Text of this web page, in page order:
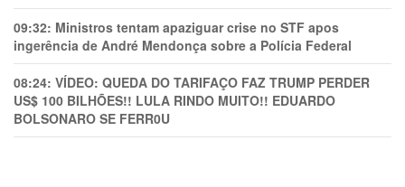
09:32: Ministros tentam apaziguar crise no STF apos
ingerência de André Mendonça sobre a Polícia Federal
08:24: VÍDEO: QUEDA DO TARIFAÇO FAZ TRUMP PERDER
US$ 100 BILHÕES!! LULA RINDO MUITO!! EDUARDO
BOLSONARO SE FERR0U